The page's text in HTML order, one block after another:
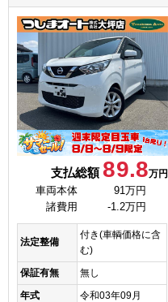
支払総額 89.8万円
車両本体
91万円
諸費用
-1.2万円
法定整備
付き(車輌価格に含
む)
保証有無
無し
年式
令和03年09月